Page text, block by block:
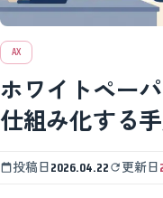
AX
ホワイトペー
仕組み化する
投稿日2026.04.22 更新日